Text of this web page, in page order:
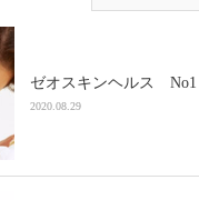
ゼオスキンヘルス No1
2020.08.29